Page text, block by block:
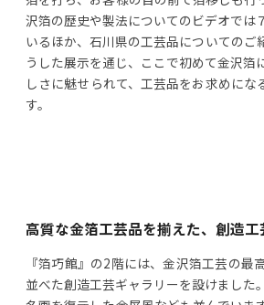
沢箔の歴史や製法についてのビデオでは
いるほか、石川県の工芸品についてのご
うした展示を通じ、ここで初めて金沢箔
しさに魅せられて、工芸品をお求めにな
す。
高質な金箔工芸品を揃えた、創造工
『箔巧館』の2階には、金沢箔工芸の最
並べた創造工芸ギャラリーを設けました